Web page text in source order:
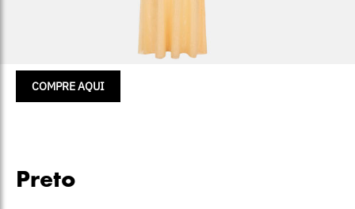
COMPRE AQUI
Preto